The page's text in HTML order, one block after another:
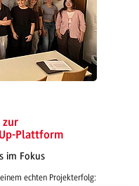
zur
Plattform
im Fokus
echten Projekterfolg: